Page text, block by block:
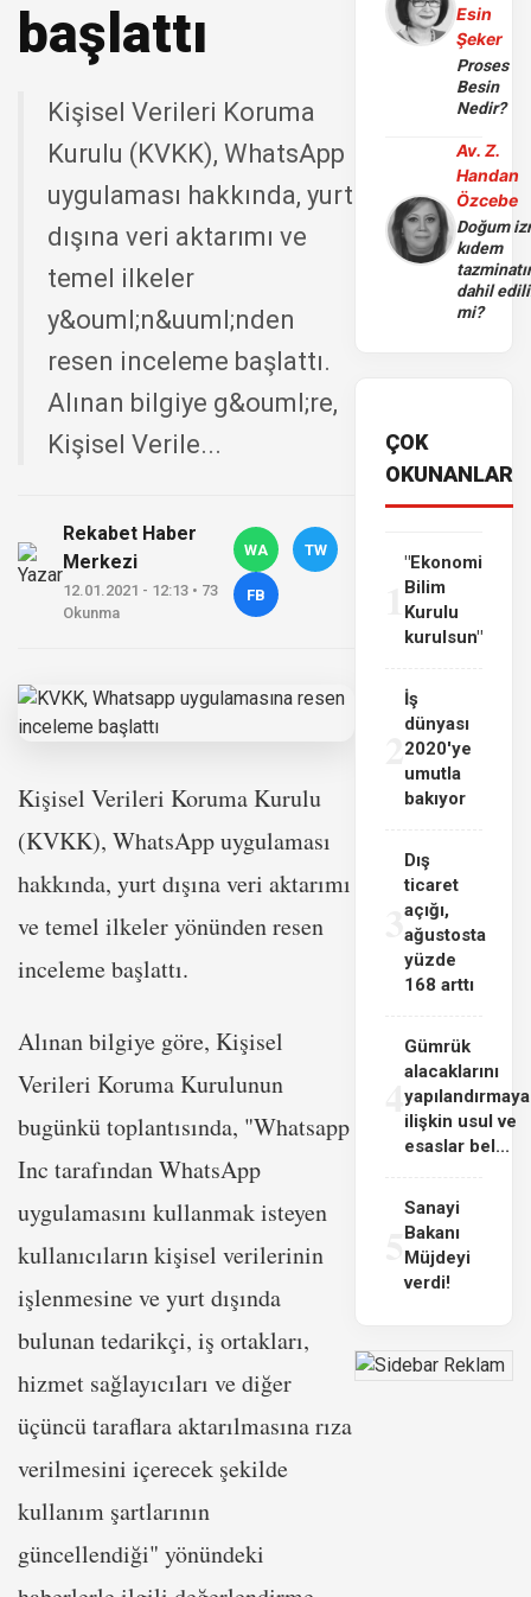
başlattı
Kişisel Verileri Koruma
Kurulu (KVKK), WhatsApp
uygulaması hakkında, yurt
dışına veri aktarımı ve
temel ilkeler
y&ouml;n&uuml;nden
resen inceleme başlattı.
Alınan bilgiye g&ouml;re,
Kişisel Verile...
Rekabet Haber
Merkezi
12.01.2021 - 12:13 • 73
Okunma
WA TW
FB
Kişisel Verileri Koruma Kurulu
(KVKK), WhatsApp uygulaması
hakkında, yurt dışına veri aktarımı
ve temel ilkeler yönünden resen
inceleme başlattı.
Alınan bilgiye göre, Kişisel
Verileri Koruma Kurulunun
bugünkü toplantısında, "Whatsapp
Inc tarafından WhatsApp
uygulamasını kullanmak isteyen
kullanıcıların kişisel verilerinin
işlenmesine ve yurt dışında
bulunan tedarikçi, iş ortakları,
hizmet sağlayıcıları ve diğer
üçüncü taraflara aktarılmasına rıza
verilmesini içerecek şekilde
kullanım şartlarının
güncellendiği" yönündeki
Esin
Şeker
Proses
Besin
Nedir?
Av. Z.
Handan
Özcebe
Doğum
kıdem
dahil
mi?
ÇOK
OKUNANLAR
"Ekonomi
Bilim
Kurulu
kurulsun"
İş
dünyası
2020'ye
umutla
bakıyor
3
Dış
ticaret
açığı,
ağustosta
yüzde
168 arttı
4
Gümrük
alacaklarını
yapılandırmaya
ilişkin usul ve
esaslar bel...
Sanayi
Bakanı
Müjdeyi
verdi!